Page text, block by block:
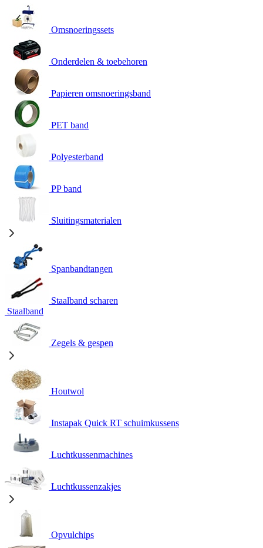
Omsnoeringssets
Onderdelen & toebehoren
Papieren omsnoeringsband
PET band
Polyesterband
PP band
Sluitingsmaterialen
Spanbandtangen
Staalband scharen
Staalband
Zegels & gespen
Houtwol
Instapak Quick RT schuimkussens
Luchtkussenmachines
Luchtkussenzakjes
Opvulchips